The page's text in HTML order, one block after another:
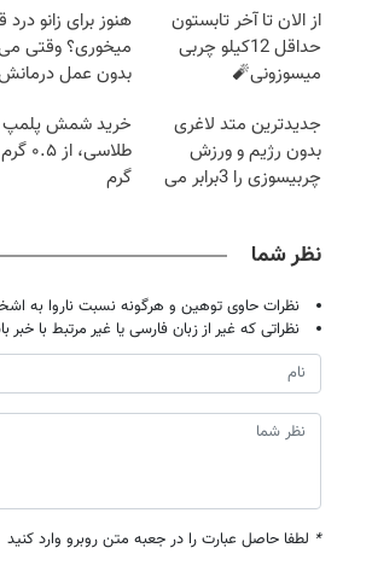
از الان تا آخر تابستون
حداقل 12کیلو چربی
میسوزونی🧨
هنوز برای زانو
میخوری؟ وقتی
بدون عمل
جدیدترین متد لاغری
بدون رژیم و ورزش
چربیسوزی را 3برابر می
خرید شمش پلمپ
گرم
نظر شما
نظرات حاوی توهین و هرگونه نسبت ناروا به
نظراتی که غیر از زبان فارسی یا غیر مرتبط با
* لطفا حاصل عبارت را در جعبه متن روبرو وارد کنید